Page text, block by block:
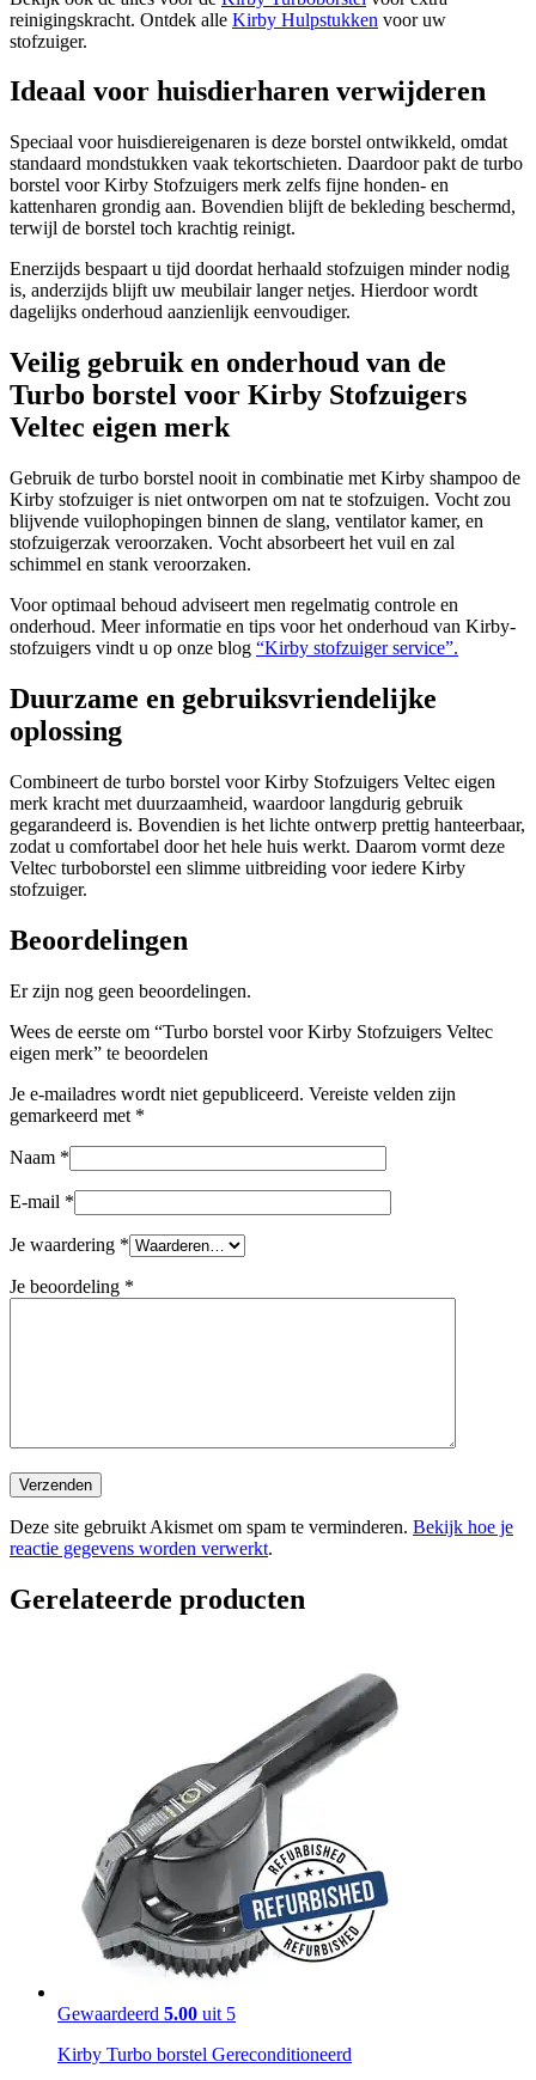
reinigingskracht. Ontdek alle Kirby Hulpstukken voor uw
stofzuiger.
Ideaal voor huisdierharen verwijderen
Speciaal voor huisdiereigenaren is deze borstel ontwikkeld, omdat
standaard mondstukken vaak tekortschieten. Daardoor pakt de turbo
borstel voor Kirby Stofzuigers merk zelfs fijne honden- en
kattenharen grondig aan. Bovendien blijft de bekleding beschermd,
terwijl de borstel toch krachtig reinigt.
Enerzijds bespaart u tijd doordat herhaald stofzuigen minder nodig
is, anderzijds blijft uw meubilair langer netjes. Hierdoor wordt
dagelijks onderhoud aanzienlijk eenvoudiger.
Veilig gebruik en onderhoud van de
Turbo borstel voor Kirby Stofzuigers
Veltec eigen merk
Gebruik de turbo borstel nooit in combinatie met Kirby shampoo de
Kirby stofzuiger is niet ontworpen om nat te stofzuigen. Vocht zou
blijvende vuilophopingen binnen de slang, ventilator kamer, en
stofzuigerzak veroorzaken. Vocht absorbeert het vuil en zal
schimmel en stank veroorzaken.
Voor optimaal behoud adviseert men regelmatig controle en
onderhoud. Meer informatie en tips voor het onderhoud van Kirby-
stofzuigers vindt u op onze blog “Kirby stofzuiger service”.
Duurzame en gebruiksvriendelijke
oplossing
Combineert de turbo borstel voor Kirby Stofzuigers Veltec eigen
merk kracht met duurzaamheid, waardoor langdurig gebruik
gegarandeerd is. Bovendien is het lichte ontwerp prettig hanteerbaar,
zodat u comfortabel door het hele huis werkt. Daarom vormt deze
Veltec turboborstel een slimme uitbreiding voor iedere Kirby
stofzuiger.
Beoordelingen
Er zijn nog geen beoordelingen.
Wees de eerste om “Turbo borstel voor Kirby Stofzuigers Veltec
eigen merk” te beoordelen
Je e-mailadres wordt niet gepubliceerd. Vereiste velden zijn
gemarkeerd met *
Naam *
E-mail *
Je waardering *
Je beoordeling *
Deze site gebruikt Akismet om spam te verminderen. Bekijk hoe je
reactie gegevens worden verwerkt.
Gerelateerde producten
Gewaardeerd 5.00 uit 5
Kirby Turbo borstel Gereconditioneerd